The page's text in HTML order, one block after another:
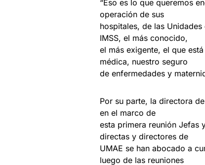
“Eso es lo que queremos
operación de sus
hospitales, de las
IMSS, el más conocido,
el más exigente, el que
médica, nuestro seguro
de enfermedades y
Por su parte, la directora
en el marco de
esta primera reunión Jefas
directas y directores de
UMAE se han abocado a
luego de las reuniones